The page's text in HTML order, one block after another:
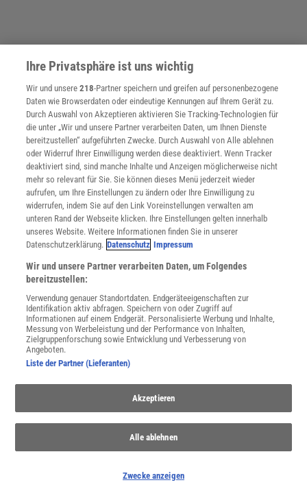
THEMENKANÄLE
Ihre Privatsphäre ist uns wichtig
Wir und unsere218-Partner speichern und greifen auf personenbezogene
Daten wie Browserdaten oder eindeutige Kennungen auf Ihrem Gerät zu.
Durch Auswahl von Akzeptieren aktivieren Sie Tracking-Technologien für
die unter „Wir und unsere Partner verarbeiten Daten, um Ihnen Dienste
bereitzustellen“ aufgeführten Zwecke. Durch Auswahl von Alle ablehnen
oder Widerruf Ihrer Einwilligung werden diese deaktiviert. Wenn Tracker
deaktiviert sind, sind manche Inhalte und Anzeigen möglicherweise nicht
mehr so relevant für Sie. Sie können dieses Menü jederzeit wieder
aufrufen, um Ihre Einstellungen zu ändern oder Ihre Einwilligung zu
widerrufen, indem Sie auf den Link Voreinstellungen verwalten am
unteren Rand der Webseite klicken. Ihre Einstellungen gelten innerhalb
unseres Website. Weitere Informationen finden Sie in unserer
Datenschutzerklärung. Datenschutz Impressum
Wir und unsere Partner verarbeiten Daten, um Folgendes
bereitzustellen:
Verwendung genauer Standortdaten. Endgeräteeigenschaften zur
Identifikation aktiv abfragen. Speichern von oder Zugriff auf
Informationen auf einem Endgerät. Personalisierte Werbung und Inhalte,
Messung von Werbeleistung und der Performance von Inhalten,
Zielgruppenforschung sowie Entwicklung und Verbesserung von
Angeboten.
Liste der Partner (Lieferanten)
Akzeptieren
Alle ablehnen
Zwecke anzeigen